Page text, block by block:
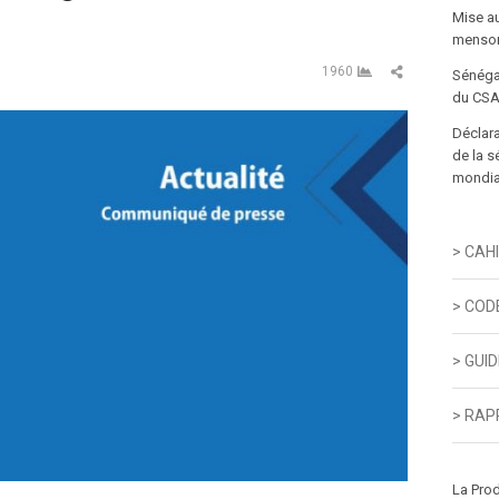
1960 Partager cet
Mise
du
de la
>
>
>
>
La